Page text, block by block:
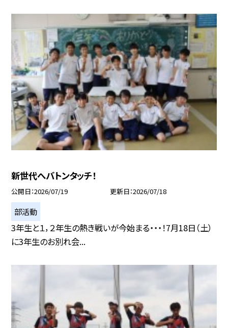
新世代へバトンタッチ！
公開日 2026/07/19 更新日 2026/07/18
部活動
3年生と１，２年生の熱き戦いが今始まる・・・！7月18日（土）
に3年生のお別れ会...